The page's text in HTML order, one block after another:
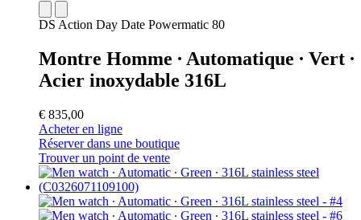
DS Action Day Date Powermatic 80
Montre Homme ∙ Automatique ∙ Vert ∙
Acier inoxydable 316L
€ 835,00
Acheter en ligne
Réserver dans une boutique
Trouver un point de vente